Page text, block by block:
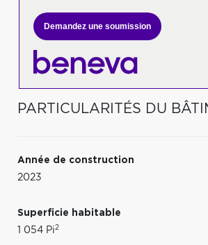
Demandez une soumission
PARTICULARITÉS DU
Année de construction
2023
Superficie habitable
1 054 Pi2